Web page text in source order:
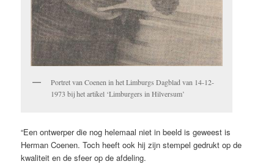
Portret van Coenen in het Limburgs Dagblad van 14-12-
1973 bij het artikel ‘Limburgers in Hilversum’
“Een ontwerper die nog helemaal niet in beeld is geweest is
Herman Coenen. Toch heeft ook hij zijn stempel gedrukt op de
kwaliteit en de sfeer op de afdeling.